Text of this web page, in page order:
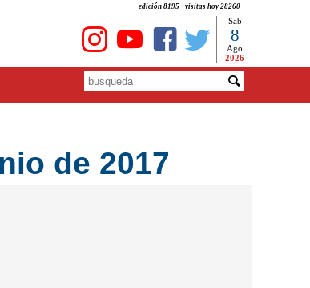
edición 8195 - visitas hoy 28260
Sab
8
Ago
2026
de 2017